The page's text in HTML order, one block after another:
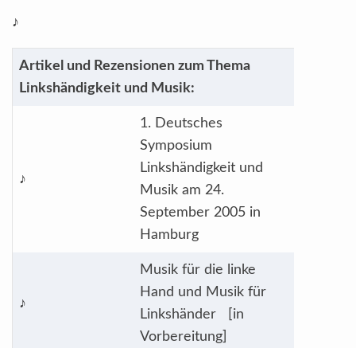
♪
Artikel und Rezensionen zum Thema
Linkshändigkeit und Musik:
♪
1. Deutsches
Symposium
Linkshändigkeit und
Musik am 24.
September 2005 in
Hamburg
♪
Musik für die linke
Hand und Musik für
Linkshänder [in
Vorbereitung]